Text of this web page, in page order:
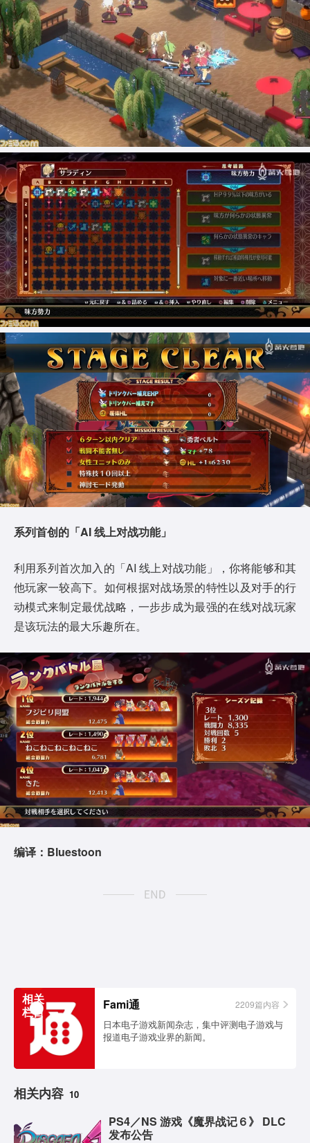
系列首创的「AI 线上对战功能」
利用系列首次加入的「AI 线上对战功能」，你将能够和其
他玩家一较高下。如何根据对战场景的特性以及对手的行
动模式来制定最优战略，一步步成为最强的在线对战玩家
是该玩法的最大乐趣所在。
编译：Bluestoon
相关
栏目
Fami通 2209篇内容
日本电子游戏新闻杂志，集中评测电子游戏与
报道电子游戏业界的新闻。
相关内容 10
PS4／NS 游戏《魔界战记６》 DLC
发布公告